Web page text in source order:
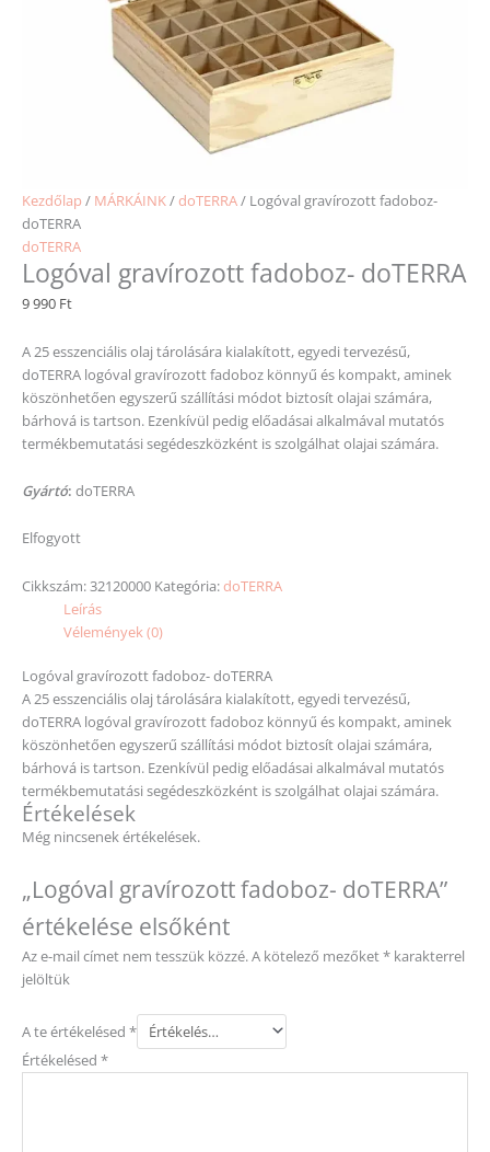
Kezdőlap / MÁRKÁINK/doTERRA/ Logóval gravírozott fadoboz-
doTERRA
doTERRA
Logóval gravírozott fadoboz- doTERRA
9 990 Ft
A 25 esszenciális olaj tárolására kialakított, egyedi tervezésű,
doTERRA logóval gravírozott fadoboz könnyű és kompakt, aminek
köszönhetően egyszerű szállítási módot biztosít olajai számára,
bárhová is tartson. Ezenkívül pedig előadásai alkalmával mutatós
termékbemutatási segédeszközként is szolgálhat olajai számára.
Gyártó: doTERRA
Elfogyott
Cikkszám:32120000 Kategória:doTERRA
Leírás
Vélemények (0)
Logóval gravírozott fadoboz- doTERRA
A 25 esszenciális olaj tárolására kialakított, egyedi tervezésű,
doTERRA logóval gravírozott fadoboz könnyű és kompakt, aminek
köszönhetően egyszerű szállítási módot biztosít olajai számára,
bárhová is tartson. Ezenkívül pedig előadásai alkalmával mutatós
termékbemutatási segédeszközként is szolgálhat olajai számára.
Értékelések
Még nincsenek értékelések.
„Logóval gravírozott fadoboz- doTERRA”
értékelése elsőként
Az e-mail címet nem tesszük közzé.A kötelező mezőket* karakterrel
jelöltük
A te értékelésed *
Értékelésed *